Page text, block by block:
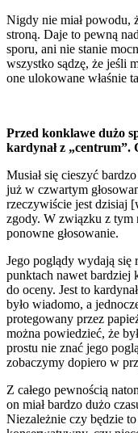
Nigdy nie miał powodu,
stroną. Daje to pewną
sporu, ani nie stanie
wszystko sądzę, że jeśli
one ulokowane właśnie
Przed konklawe dużo
kardynał z „centrum”.
Musiał się cieszyć
już w czwartym
rzeczywiście jest dzisiaj
zgody. W związku z tym
ponowne głosowanie.
Jego poglądy wydają się
punktach nawet bardziej
do oceny. Jest to
było wiadomo, a
protegowany przez
można powiedzieć, że
prostu nie znać jego
zobaczymy dopiero w
Z całego pewnością
on miał bardzo dużo
Niezależnie czy będzie